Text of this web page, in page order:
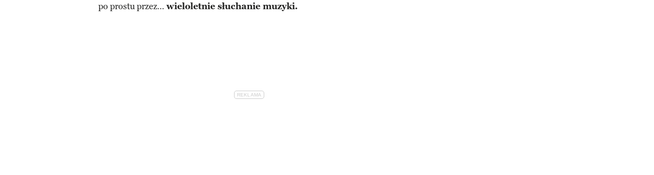
po prostu przez… wieloletnie słuchanie muzyki.